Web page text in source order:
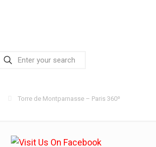
Torre de Montparnasse – Paris 360º